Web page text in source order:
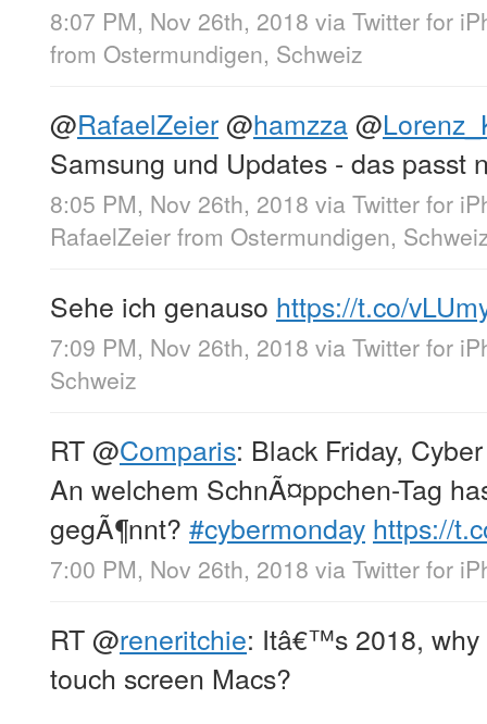
8:07 PM, Nov 26th, 2018 via Twitter for
from Ostermundigen, Schweiz
@RafaelZeier@hamzza@
Samsung und Updates - das passt
8:05 PM, Nov 26th, 2018 via Twitter for
RafaelZeier from Ostermundigen,
Sehe ich genauso https://t.co/
7:09 PM, Nov 26th, 2018 via Twitter for
Schweiz
RT@Comparis: Black Friday,
An welchem SchnÃ¤ppchen-Tag
gegÃ¶nnt? #cybermonday https://
7:00 PM, Nov 26th, 2018 via Twitter for
RT@reneritchie: Itâ€™s 2018,
touch screen Macs?